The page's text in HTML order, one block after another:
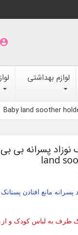
account_circle
لوازم بهداشتی
land
پسرانه مانع افتادن
یک طرف به لباس کودک و